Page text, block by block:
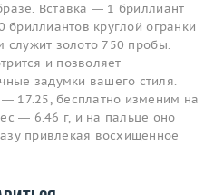
Вставка — 1 бриллиант
бриллиантов круглой огранки
золото 750 пробы.
и позволяет
задумки вашего стиля.
17.25, бесплатно изменим на
— 6.46 г, и на пальце оно
привлекая восхищенное